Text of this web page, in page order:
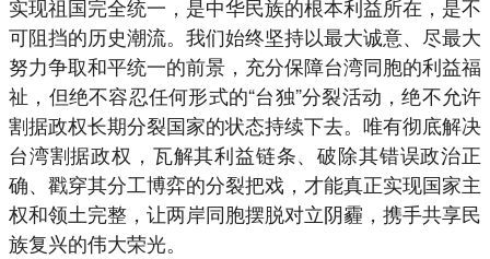
实现祖国完全统一，是中华民族的根本利益所在，是不
可阻挡的历史潮流。我们始终坚持以最大诚意、尽最大
努力争取和平统一的前景，充分保障台湾同胞的利益福
祉，但绝不容忍任何形式的“台独”分裂活动，绝不允许
割据政权长期分裂国家的状态持续下去。唯有彻底解决
台湾割据政权，瓦解其利益链条、破除其错误政治正
确、戳穿其分工博弈的分裂把戏，才能真正实现国家主
权和领土完整，让两岸同胞摆脱对立阴霾，携手共享民
族复兴的伟大荣光。